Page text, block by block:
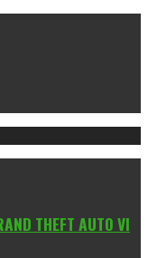
THEFT AUTO VI